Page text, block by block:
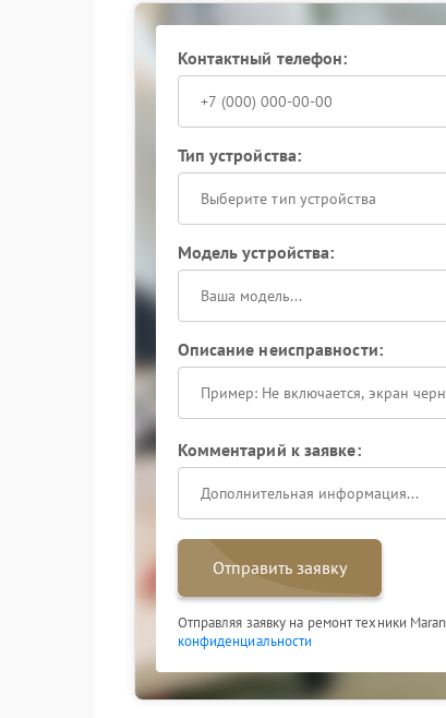
Контактный телефон:
Тип устройства:
Выберите тип устройства
Модель устройства:
Описание неисправности:
Комментарий к заявке:
Отправить заявку
Отправляя заявку на ремонт техники
конфиденциальности